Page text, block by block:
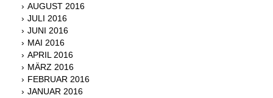
AUGUST 2016
JULI 2016
JUNI 2016
MAI 2016
APRIL 2016
MÄRZ 2016
FEBRUAR 2016
JANUAR 2016